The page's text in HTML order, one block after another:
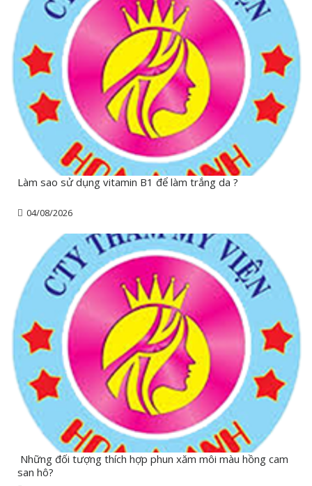
Làm sao sử dụng vitamin B1 để làm trắng da ?
04/08/2026
Những đối tượng thích hợp phun xăm môi màu hồng cam
san hô?